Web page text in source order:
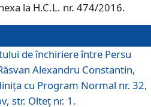
la H.C.L. nr. 474/2016.
de închiriere între Persu
Alexandru Constantin,
cu Program Normal nr. 32,
str. Olteț nr. 1.